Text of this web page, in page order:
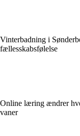
Vinterbadning i
fællesskabsfølelse
Online læring ændrer
vaner